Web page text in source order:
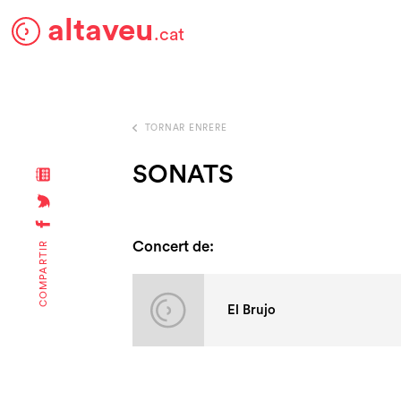
altaveu.cat
COMPARTIR
TORNAR ENRERE
SONATS
Concert de:
El Brujo